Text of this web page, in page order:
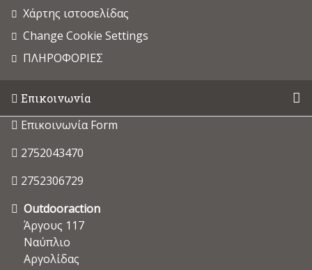
Χάρτης ιστοσελίδας
Change Cookie Settings
ΠΛΗΡΟΦΟΡΙΕΣ
Επικοινωνία
Επικοινωνία Form
2752043470
2752306729
Outdooraction
Άργους 117
Ναύπλιο
Αργολίδας